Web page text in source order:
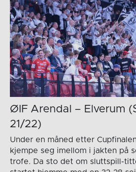
ØIF Arendal – Elverum
21/22)
Under en måned etter
kjempe seg imellom i jakten på
trofe. Da sto det om sluttspill-